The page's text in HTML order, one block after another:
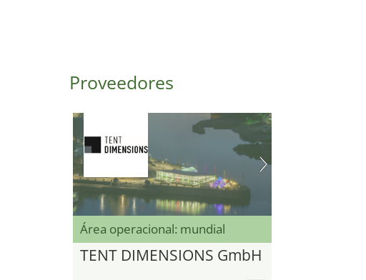
Proveedores
Área operacional: mundial
TENT DIMENSIONS GmbH